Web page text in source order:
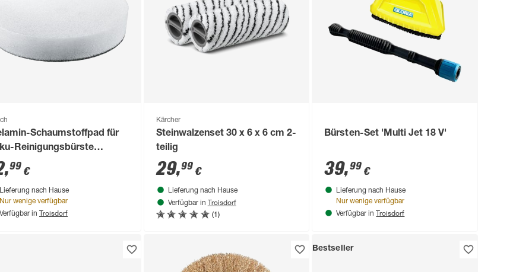
Schaumstoffpad für
Reinigungsbürste
,99 €
Lieferung nach Hause
Nur wenige verfügbar
Verfügbar in Troisdorf
Kärcher
Steinwalzenset 30 x 6 x 6 cm 2-
teilig
29,99€
Lieferung nach Hause
Verfügbar in Troisdorf
(1)
Bürsten-Set 'Multi Jet 18 V'
39,99 €
Lieferung nach Hause
Nur wenige verfügbar
Verfügbar in Troisdorf
Bestseller